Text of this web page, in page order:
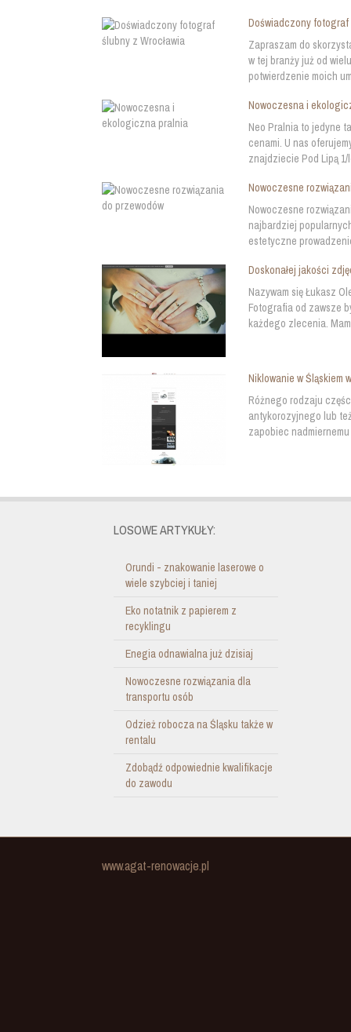
Doświadczony fotograf
Zapraszam do
w tej branży już od
potwierdzenie moich
Nowoczesna i
Neo Pralnia to jedyne
cenami. U nas
znajdziecie Pod Lipą
Nowoczesne
Nowoczesne
najbardziej
estetyczne
Doskonałej jakości
Nazywam się Łukasz
Fotografia od zawsze
każdego zlecenia.
Niklowanie w Śląskiem
Różnego rodzaju
antykorozyjnego lub
zapobiec
LOSOWE ARTYKUŁY:
Orundi - znakowanie laserowe o
wiele szybciej i taniej
Eko notatnik z papierem z
recyklingu
Enegia odnawialna już dzisiaj
Nowoczesne rozwiązania dla
transportu osób
Odzież robocza na Śląsku także w
rentalu
Zdobądź odpowiednie kwalifikacje
do zawodu
www.agat-renowacje.pl